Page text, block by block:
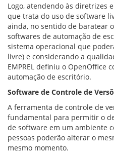
Logo, atendendo às diretrizes
que trata do uso de software
ainda, no sentido de baratear
softwares de automação de
sistema operacional que
livre) e considerando a
EMPREL definiu o OpenOffice
automação de escritório.
Software de Controle de
A ferramenta de controle de
fundamental para permitir o
de software em um ambiente
pessoas poderão alterar o
mesmo momento.